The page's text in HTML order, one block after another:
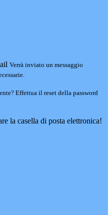
Verrà inviato un messaggio
Effettua il reset della password
la casella di posta elettronica!